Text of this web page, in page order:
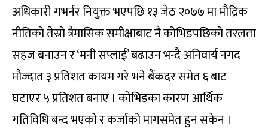
अधिकारी गभर्नर नियुक्त भएपछि १३ जेठ २०७७ मा मौद्रिक
नीतिको तेस्रो त्रैमासिक समीक्षाबाट नै कोभिडपछिको तरलता
सहज बनाउन र ‘मनी सप्लाई’ बढाउन भन्दै अनिवार्य नगद
मौज्दात ३ प्रतिशत कायम गरे भने बैंकदर समेत ६ बाट
घटाएर ५ प्रतिशत बनाए । कोभिडका कारण आर्थिक
गतिविधि बन्द भएको र कर्जाको मागसमेत हुन सकेन ।